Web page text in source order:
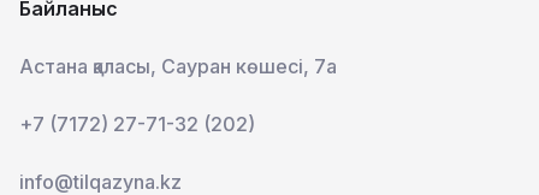
Байланыс
Астана қаласы, Сауран көшесі, 7а
+7 (7172) 27-71-32 (202)
info@tilqazyna.kz